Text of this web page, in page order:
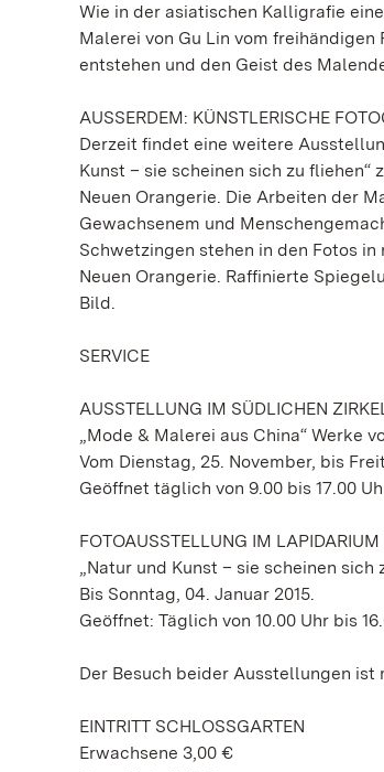
Wie in der asiatischen Kalligrafie
Malerei von Gu Lin vom
entstehen und den Geist des
AUSSERDEM: KÜNSTLERISCHE
Derzeit findet eine weitere
Kunst – sie scheinen sich zu
Neuen Orangerie. Die Arbeiten der
Gewachsenem und
Schwetzingen stehen in den Fotos
Neuen Orangerie. Raffinierte
Bild.
SERVICE
AUSSTELLUNG IM SÜDLICHEN
„Mode & Malerei aus China“ Werke
Vom Dienstag, 25. November, bis
Geöffnet täglich von 9.00 bis 17.00
FOTOAUSSTELLUNG IM LAPIDARIUM
„Natur und Kunst – sie scheinen
Bis Sonntag, 04. Januar 2015.
Geöffnet: Täglich von 10.00 Uhr bis
Der Besuch beider Ausstellungen
EINTRITT SCHLOSSGARTEN
Erwachsene 3,00 €